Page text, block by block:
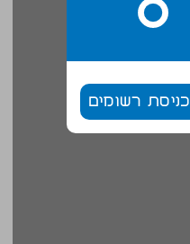
כניסת רשומים